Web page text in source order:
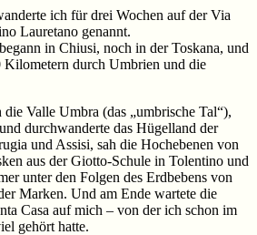
ich für drei Wochen auf der Via
Lauretano genannt.
in Chiusi, noch in der Toskana, und
durch Umbrien und die
Valle Umbra (das „umbrische Tal“),
durchwanderte das Hügelland der
und Assisi, sah die Hochebenen von
aus der Giotto-Schule in Tolentino und
unter den Folgen des Erdbebens von
Marken. Und am Ende wartete die
Casa auf mich – von der ich schon im
gehört hatte.